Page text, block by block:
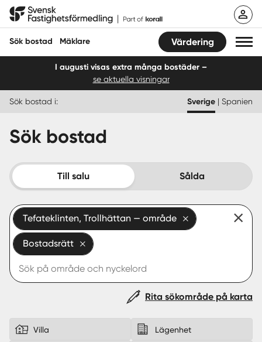
Hoppa
Svensk Fastighetsförmedling
Sök bostad Mäklare Värdering
Sälja
Köpa
Start
Logga in
I augusti visas extra många bostäder –
se aktuella visningar
Sök bostad i: Sverige | Spanien
Sök bostad
Till salu Sålda
Tefateklinten, Trollhättan — område
Bostadsrätt
Rita sökområde på karta
Villa Lägenhet